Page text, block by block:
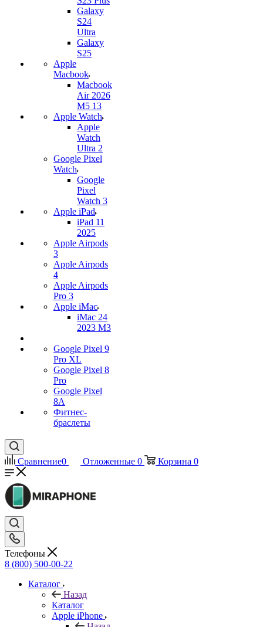
Galaxy
S24
Ultra
Galaxy
S25
Apple
Macbook
Macbook
Air 2026
M5 13
Apple Watch
Apple
Watch
Ultra 2
Google Pixel
Watch
Google
Pixel
Watch 3
Apple iPad
iPad 11
2025
Apple Airpods
3
Apple Airpods
4
Apple Airpods
Pro 3
Apple iMac
iMac 24
2023 M3
Google Pixel 9
Pro XL
Google Pixel 8
Pro
Google Pixel
8A
Фитнес-
браслеты
Сравнение0 Отложенные 0 Корзина 0
Телефоны
8 (800) 500-00-22
Каталог
Назад
Каталог
Apple iPhone